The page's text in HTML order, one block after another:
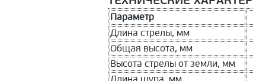
Параметр
Длина стрелы, мм
Общая высота, мм
Высота стрелы от земли, мм